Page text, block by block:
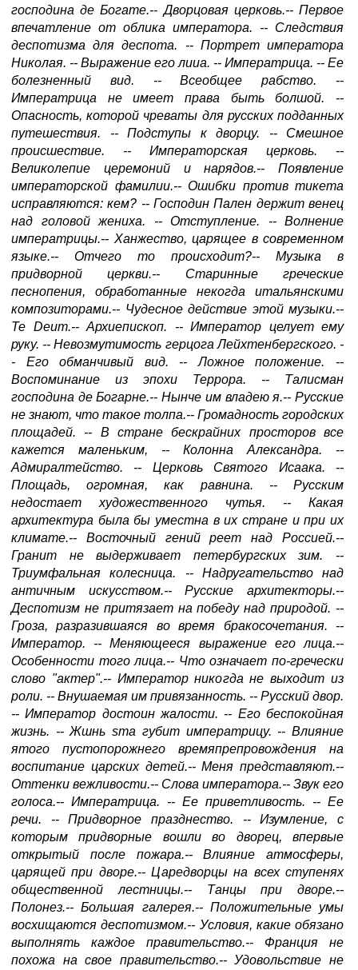
господина де Богате.-- Дворцовая церковь.-- Первое
впечатление от облика императора. -- Следствия
деспотизма для деспота. -- Портрет императора
Николая. -- Выражение его лииа. -- Императрица. -- Ее
болезненный вид. -- Всеобщее рабство. --
Императрица не имеет права быть болшой. --
Опасность, которой чреваты для русских подданных
путешествия. -- Подступы к дворцу. -- Смешное
происшествие. -- Императорская церковь. --
Великолепие церемоний и нарядов.-- Появление
императорской фамилии.-- Ошибки против тикета
исправляются: кем? -- Господин Пален держит венец
над головой жениха. -- Отступление. -- Волнение
императрицы.-- Ханжество, царящее в современном
языке.-- Отчего то происходит?-- Музыка в
придворной церкви.-- Старинные греческие
песнопения, обработанные некогда итальянскими
композиторами.-- Чудесное действие этой музыки.--
Те Deum.-- Архиепископ. -- Император целует ему
руку. -- Невозмутимость герцога Лейхтенбергского. -
- Его обманчивый вид. -- Ложное положение. --
Воспоминание из эпохи Террора. -- Талисман
господина де Богарне.-- Нынче им владею я.-- Русские
не знают, что такое толпа.-- Громадность городских
площадей. -- В стране бескрайних просторов все
кажется маленьким, -- Колонна Александра. --
Адмиралтейство. -- Церковь Святого Исаака. --
Площадь, огромная, как равнина. -- Русским
недостает художественного чутья. -- Какая
архитектура была бы уместна в их стране и при их
климате.-- Восточный гений реет над Россией.--
Гранит не выдерживает петербургских зим. --
Триумфальная колесница. -- Надругательство над
античным искусством.-- Русские архитекторы.--
Деспотизм не притязает на победу над природой. --
Гроза, разразившаяся во время бракосочетания. --
Император. -- Меняющееся выражение его лица.--
Особенности того лица.-- Что означает по-гречески
слово "актер".-- Император никогда не выходит из
роли. -- Внушаемая им привязанность. -- Русский двор.
-- Император достоин жалости. -- Его беспокойная
жизнь. -- Жшнь sma губит императрицу. -- Влияние
ятого пустопорожнего времяпрепровождения на
воспитание царских детей.-- Меня представляют.--
Оттенки вежливости.-- Слова императора.-- Звук его
голоса.-- Императрица. -- Ее приветливость. -- Ее
речи. -- Придворное празднество. -- Изумление, с
которым придворные вошли во дворец, впервые
открытый после пожара.-- Влияние атмосферы,
царящей при дворе.-- Царедворцы на всех ступенях
общественной лестницы.-- Танцы при дворе.--
Полонез.-- Большая галерея.-- Положительные умы
восхищаются деспотизмом.-- Условия, какие обязано
выполнять каждое правительство.-- Франция не
похожа на свое правительство.-- Удовольствие не